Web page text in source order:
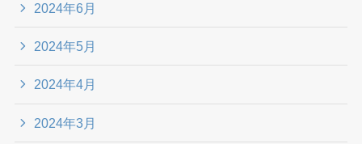
2024年6月
2024年5月
2024年4月
2024年3月